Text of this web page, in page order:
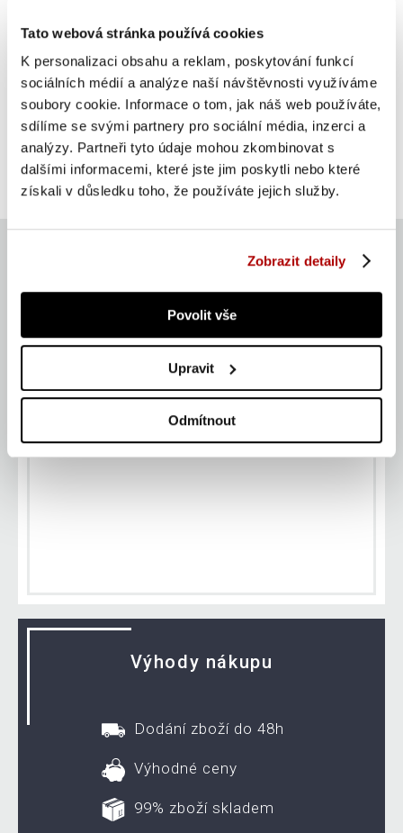
Tato webová stránka používá cookies
K personalizaci obsahu a reklam, poskytování funkcí
sociálních médií a analýze naší návštěvnosti využíváme
soubory cookie. Informace o tom, jak náš web používáte,
sdílíme se svými partnery pro sociální média, inzerci a
analýzy. Partneři tyto údaje mohou zkombinovat s
dalšími informacemi, které jste jim poskytli nebo které
získali v důsledku toho, že používáte jejich služby.
Zobrazit detaily
Povolit vše
Upravit
Odmítnout
Gorilla Sports Slamball medicinbal, černý, 5 kg
SUPER CENA
399 Kč
Do košíku
skladem
Aktuálně
134 257 ks
Zboží máme na skladě
91
Výhody nákupu
Dodání zboží do 48h
Výhodné ceny
99% zboží skladem